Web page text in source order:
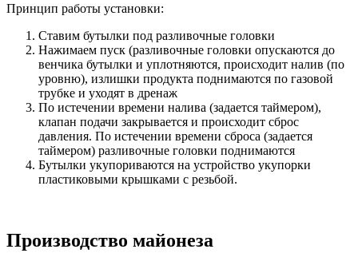
Принцип работы установки:
Ставим бутылки под разливочные головки
Нажимаем пуск (разливочные головки опускаются до
венчика бутылки и уплотняются, происходит налив (по
уровню), излишки продукта поднимаются по газовой
трубке и уходят в дренаж
По истечении времени налива (задается таймером),
клапан подачи закрывается и происходит сброс
давления. По истечении времени сброса (задается
таймером) разливочные головки поднимаются
Бутылки укупориваются на устройство укупорки
пластиковыми крышками с резьбой.
Производство майонеза